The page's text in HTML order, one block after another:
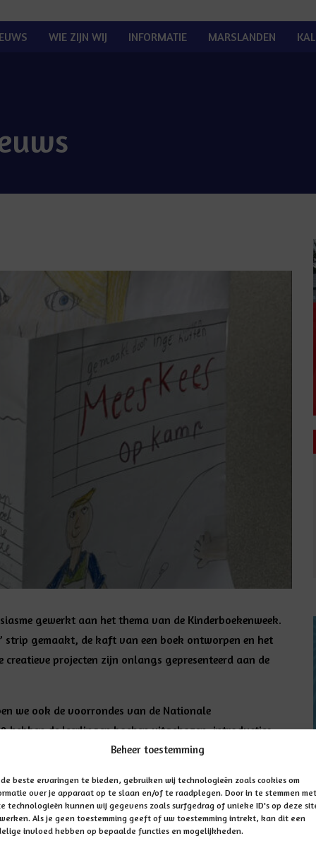
Beheer toestemming
de beste ervaringen te bieden, gebruiken wij technologieën zoals cookies om
over je apparaat op te slaan en/of te raadplegen. Door in te stemmen met
technologieën kunnen wij gegevens zoals surfgedrag of unieke ID's op deze
Als je geen toestemming geeft of uw toestemming intrekt, kan dit een
invloed hebben op bepaalde functies en mogelijkheden.
WIE ZIJN WIJ INFORMATIE MARSLANDEN
gewerkt aan het thema van de Kinderboekenweek.
strip gemaakt, de kaft van een boek ontworpen en het
creatieve projecten zijn onlangs gepresenteerd aan de
we ook de voorrondes van de Nationale
hebben de leerlingen boeken uitgekozen, introducties
is een groepsvertegenwoordiger gekozen die
de school te worden.
iedereen. Uiteindelijk kan er maar één winnen, en
op de regionale finale. We zijn benieuwd hoe